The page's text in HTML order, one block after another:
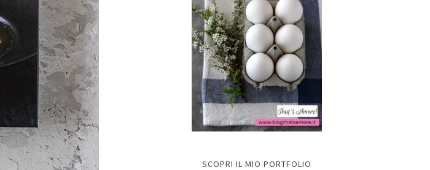
SCOPRI IL MIO PORTFOLIO